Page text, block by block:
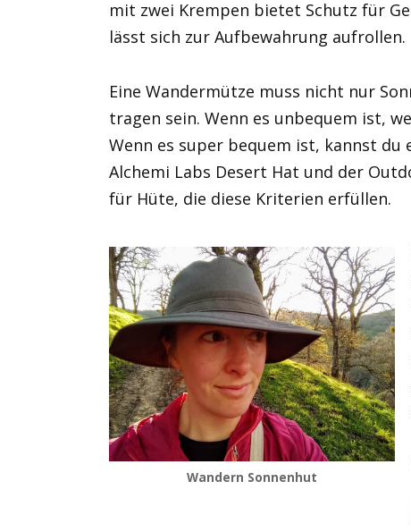
mit zwei Krempen bietet Schutz für
lässt sich zur Aufbewahrung aufrollen.
Eine Wandermütze muss nicht nur
tragen sein. Wenn es unbequem ist,
Wenn es super bequem ist, kannst
Alchemi Labs Desert Hat und der
für Hüte, die diese Kriterien erfüllen.
Wandern Sonnenhut